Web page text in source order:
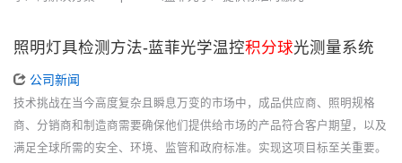
照明灯具检测方法-蓝菲光学温控积分球光测量系统
公司新闻
技术挑战在当今高度复杂且瞬息万变的市场中，成品供应商、照明规格
商、分销商和制造商需要确保他们提供给市场的产品符合客户期望，以及
满足全球所需的安全、环境、监管和政府标准。实现这项目标至关重要。